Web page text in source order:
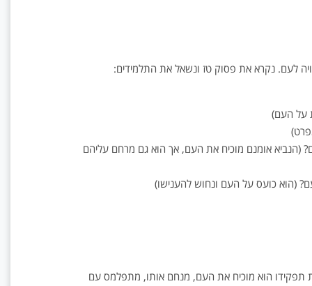
לעם. נקרא את פסוק טז ונשאל את התלמידים:
על העם)
אומנם מוכיח את העם, אך הוא גם מרחם עליהם
(הוא כועס על העם ונחוש להענישו)
הוא מוכיח את העם, מנחם אותו, מתפלמס עם